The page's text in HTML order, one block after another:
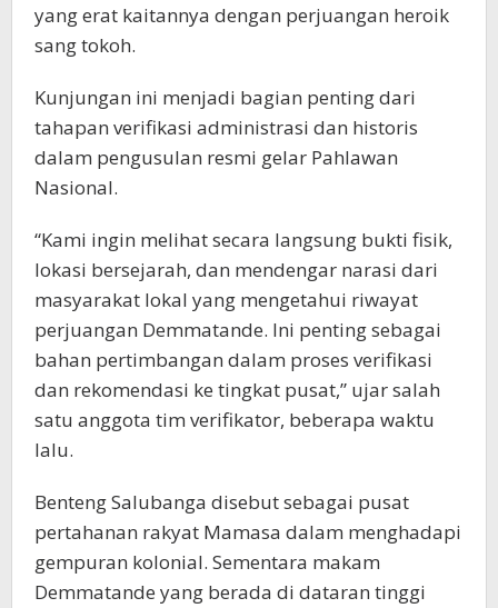
yang erat kaitannya dengan perjuangan heroik
sang tokoh.
Kunjungan ini menjadi bagian penting dari
tahapan verifikasi administrasi dan historis
dalam pengusulan resmi gelar Pahlawan
Nasional.
“Kami ingin melihat secara langsung bukti fisik,
lokasi bersejarah, dan mendengar narasi dari
masyarakat lokal yang mengetahui riwayat
perjuangan Demmatande. Ini penting sebagai
bahan pertimbangan dalam proses verifikasi
dan rekomendasi ke tingkat pusat,” ujar salah
satu anggota tim verifikator, beberapa waktu
lalu.
Benteng Salubanga disebut sebagai pusat
pertahanan rakyat Mamasa dalam menghadapi
gempuran kolonial. Sementara makam
Demmatande yang berada di dataran tinggi